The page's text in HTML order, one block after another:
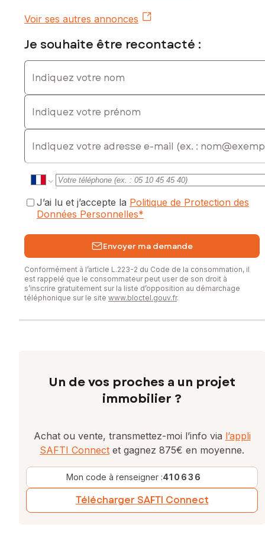
Voir ses autres annonces
Je souhaite être recontacté :
Indiquez votre nom
Indiquez votre prénom
E-mail
J’ai lu et j’accepte la Politique de Protection des
Données Personnelles*
Envoyer ma demande
Conformément à l’article L.223-2 du Code de la consommation, il
est rappelé que le consommateur peut user de son droit à
s’inscrire gratuitement sur la liste d’opposition au démarchage
téléphonique sur le site www.bloctel.gouv.fr.
Un de vos proches a un projet
immobilier ?
Achat ou vente, transmettez-moi l’info via l’appli
SAFTI Connect et gagnez 875€ en moyenne.
Mon code à renseigner :410636
Télécharger SAFTI Connect